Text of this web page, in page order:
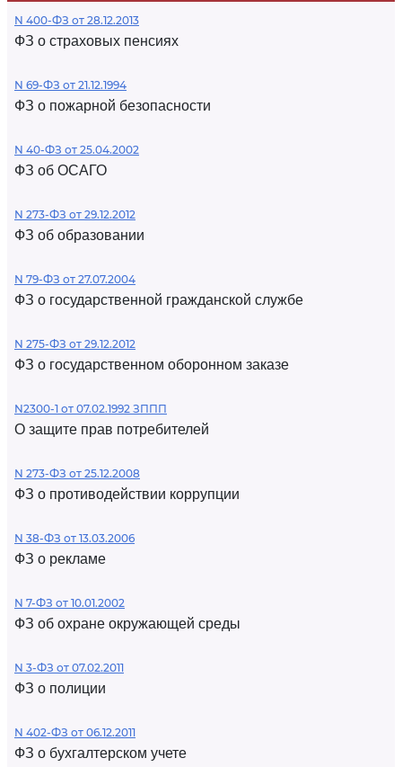
N 400-ФЗ от 28.12.2013
ФЗ о страховых пенсиях
N 69-ФЗ от 21.12.1994
ФЗ о пожарной безопасности
N 40-ФЗ от 25.04.2002
ФЗ об ОСАГО
N 273-ФЗ от 29.12.2012
ФЗ об образовании
N 79-ФЗ от 27.07.2004
ФЗ о государственной гражданской службе
N 275-ФЗ от 29.12.2012
ФЗ о государственном оборонном заказе
N2300-1 от 07.02.1992 ЗППП
О защите прав потребителей
N 273-ФЗ от 25.12.2008
ФЗ о противодействии коррупции
N 38-ФЗ от 13.03.2006
ФЗ о рекламе
N 7-ФЗ от 10.01.2002
ФЗ об охране окружающей среды
N 3-ФЗ от 07.02.2011
ФЗ о полиции
N 402-ФЗ от 06.12.2011
ФЗ о бухгалтерском учете